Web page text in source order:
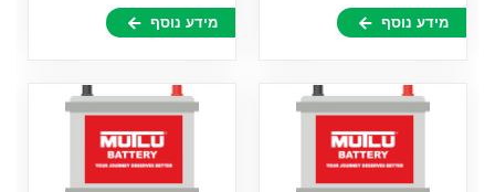
מידע נוסף מידע נוסף